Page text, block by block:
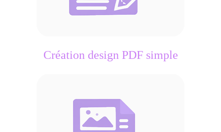
Création design PDF simple